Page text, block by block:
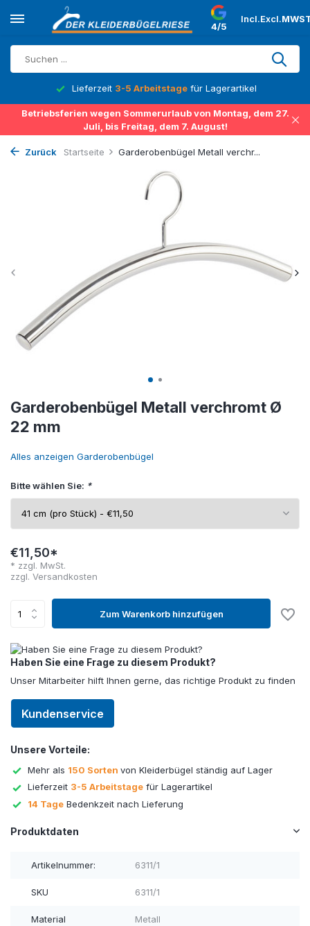
4/5
Incl.Excl.
Lieferzeit 3-5 Arbeitstage für Lagerartikel
Betriebsferien wegen Sommerurlaub von Montag, dem 27.
Juli, bis Freitag, dem 7. August!
Zurück Startseite Garderobenbügel Metall verchr...
Garderobenbügel Metall verchromt Ø
22 mm
Alles anzeigen Garderobenbügel
Bitte wählen Sie: *
€11,50*
* zzgl. MwSt.
zzgl. Versandkosten
Zum Warenkorb hinzufügen
Haben Sie eine Frage zu diesem Produkt?
Unser Mitarbeiter hilft Ihnen gerne, das richtige Produkt zu finden
Kundenservice
Unsere Vorteile:
Mehr als 150 Sorten von Kleiderbügel ständig auf Lager
Lieferzeit 3-5 Arbeitstage für Lagerartikel
14 Tage Bedenkzeit nach Lieferung
Produktdaten
Artikelnummer: 6311/1
SKU 6311/1
Material Metall